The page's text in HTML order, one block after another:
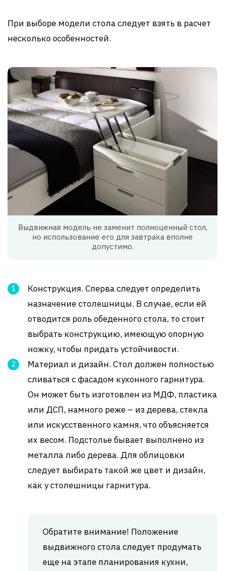
При выборе модели стола следует взять в расчет
несколько особенностей.
Выдвижная модель не заменит полноценный стол,
но использование его для завтрака вполне
допустимо.
Конструкция. Сперва следует определить
назначение столешницы. В случае, если ей
отводится роль обеденного стола, то стоит
выбрать конструкцию, имеющую опорную
ножку, чтобы придать устойчивости.
Материал и дизайн. Стол должен полностью
сливаться с фасадом кухонного гарнитура.
Он может быть изготовлен из МДФ, пластика
или ДСП, намного реже – из дерева, стекла
или искусственного камня, что объясняется
их весом. Подстолье бывает выполнено из
металла либо дерева. Для облицовки
следует выбирать такой же цвет и дизайн,
как у столешницы гарнитура.
Обратите внимание! Положение
выдвижного стола следует продумать
еще на этапе планирования кухни,